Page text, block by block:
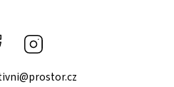
Facebook
@prostor.cz